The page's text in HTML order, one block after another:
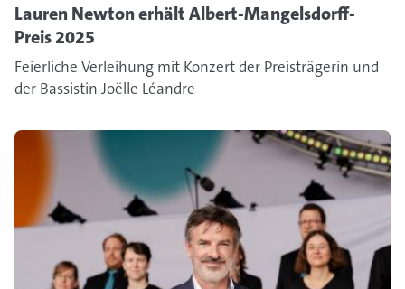
Lauren Newton erhält Albert-Mangelsdorff-
Preis 2025
Feierliche Verleihung mit Konzert der Preisträgerin und
der Bassistin Joëlle Léandre